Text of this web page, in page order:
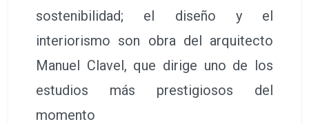
sostenibilidad; el diseño y el
interiorismo son obra del arquitecto
Manuel Clavel, que dirige uno de los
estudios más prestigiosos del
momento